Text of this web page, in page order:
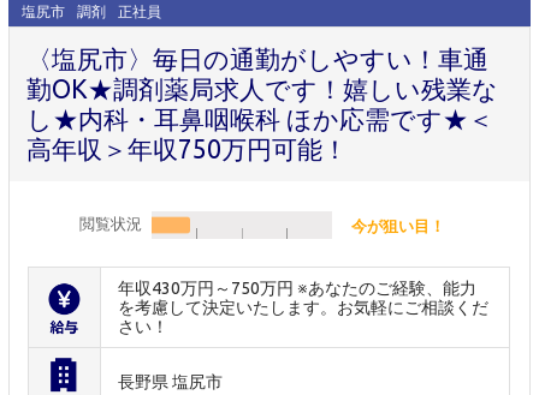
塩尻市 調剤 正社員
〈塩尻市〉毎日の通勤がしやすい！車通
勤OK★調剤薬局求人です！嬉しい残業な
し★内科・耳鼻咽喉科 ほか応需です★＜
高年収＞年収750万円可能！
閲覧状況 今が狙い目！
年収430万円～750万円 ※あなたのご経験、能力
を考慮して決定いたします。お気軽にご相談くだ
さい！
長野県 塩尻市